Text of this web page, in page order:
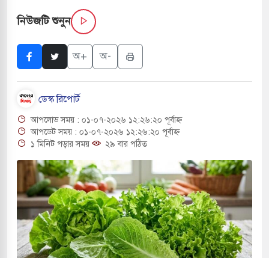
হয়ে আসছে ‘স্পেশাল রেসপন্স ব্যাটালিয়ন
বাসের মুখোমুখি সংঘর্ষে ৯ জন নিহত
৬ শ্রমিক নিহত, আহত ১৫
শব্দদূষণ নিয়ন্ত্রণে দেড় হাজার মসজিদ থেকে মাইক
বন্দুকধারীর গুলিতে শিক্ষক নিহত, হামলাকারীর আত্মহত্যা
মধ্যপ্রাচ্যে ব্ল্যাকআউটের কঠোর হুঁশিয়ারি ইরানের
বিমানবন্দরের নিরাপত্তা তল্লাশিতে ছাড় দেওয়া হবে না:
নিউজটি শুনুন
অ+ অ-
ডেস্ক রিপোর্ট
আপলোড সময় : ০১-০৭-২০২৬ ১২:২৬:২০ পূর্বাহ্ন
আপডেট সময় : ০১-০৭-২০২৬ ১২:২৬:২০ পূর্বাহ্ন
১ মিনিট পড়ার সময়
২৯ বার পঠিত